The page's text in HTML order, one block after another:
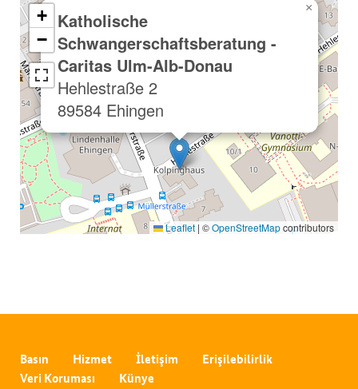
Katholische
Schwangerschaftsberatung -
Caritas Ulm-Alb-Donau
Hehlestraße 2
89584 Ehingen
×
+
−
Leaflet | ©OpenStreetMapcontributors
Basın Hizmet İletişim
Erişilebilirlik
Veri Koruması
Künye